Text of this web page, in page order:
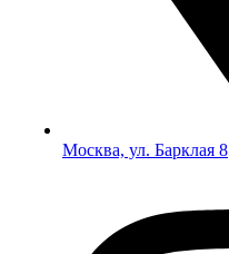
Москва, ул. Барклая 8